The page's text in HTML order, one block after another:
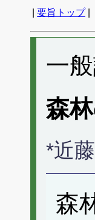
要旨トップ|
一
森
*近
森